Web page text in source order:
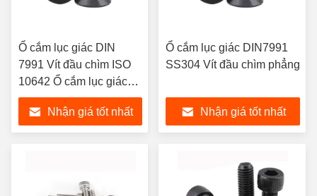
Ổ cắm lục giác DIN
7991 Vít đầu chìm ISO
10642 Ổ cắm lục giác
Vít đầu phẳng chìm
Nhận giá tốt nhất
Ổ cắm lục giác DIN7991
SS304 Vít đầu chìm phẳng
Nhận giá tốt nhất